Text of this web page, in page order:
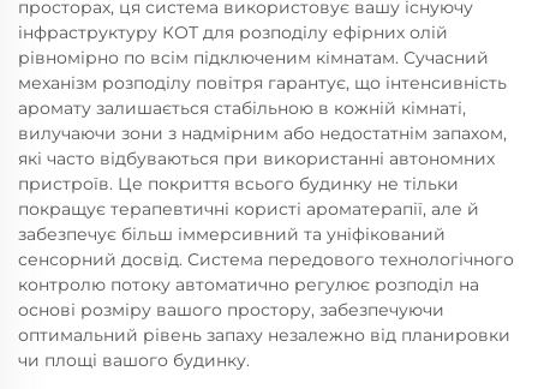
просторах, ця система використовує вашу існуючу
інфраструктуру КОТ для розподілу ефірних олій
рівномірно по всім підключеним кімнатам. Сучасний
механізм розподілу повітря гарантує, що інтенсивність
аромату залишається стабільною в кожній кімнаті,
вилучаючи зони з надмірним або недостатнім запахом,
які часто відбуваються при використанні автономних
пристроїв. Це покриття всього будинку не тільки
покращує терапевтичні користі ароматерапії, але й
забезпечує більш іммерсивний та уніфікований
сенсорний досвід. Система передового технологічного
контролю потоку автоматично регулює розподіл на
основі розміру вашого простору, забезпечуючи
оптимальний рівень запаху незалежно від планировки
чи площі вашого будинку.